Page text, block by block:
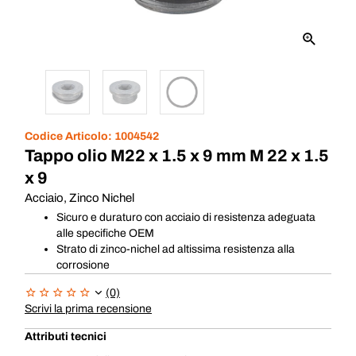
Codice Articolo: 1004542
Tappo olio M22 x 1.5 x 9 mm M 22 x 1.5
x 9
Acciaio, Zinco Nichel
Sicuro e duraturo con acciaio di resistenza adeguata
alle specifiche OEM
Strato di zinco-nichel ad altissima resistenza alla
corrosione
(0)
Scrivi la prima recensione
Attributi tecnici